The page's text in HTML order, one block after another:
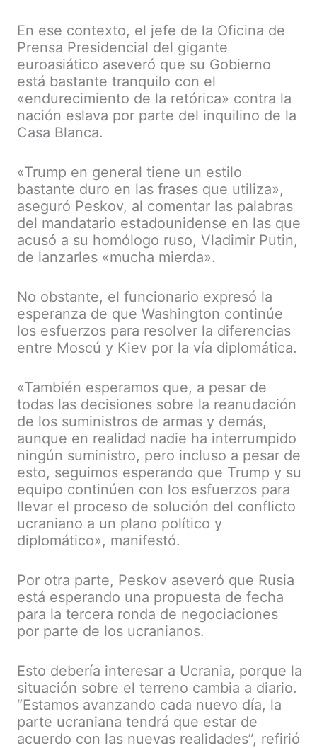
En ese contexto, el jefe de la Oficina de
Prensa Presidencial del gigante
euroasiático aseveró que su Gobierno
está bastante tranquilo con el
«endurecimiento de la retórica» contra la
nación eslava por parte del inquilino de la
Casa Blanca.
«Trump en general tiene un estilo
bastante duro en las frases que utiliza»,
aseguró Peskov, al comentar las palabras
del mandatario estadounidense en las que
acusó a su homólogo ruso, Vladimir Putin,
de lanzarles «mucha mierda».
No obstante, el funcionario expresó la
esperanza de que Washington continúe
los esfuerzos para resolver la diferencias
entre Moscú y Kiev por la vía diplomática.
«También esperamos que, a pesar de
todas las decisiones sobre la reanudación
de los suministros de armas y demás,
aunque en realidad nadie ha interrumpido
ningún suministro, pero incluso a pesar de
esto, seguimos esperando que Trump y su
equipo continúen con los esfuerzos para
llevar el proceso de solución del conflicto
ucraniano a un plano político y
diplomático», manifestó.
Por otra parte, Peskov aseveró que Rusia
está esperando una propuesta de fecha
para la tercera ronda de negociaciones
por parte de los ucranianos.
Esto debería interesar a Ucrania, porque la
situación sobre el terreno cambia a diario.
“Estamos avanzando cada nuevo día, la
parte ucraniana tendrá que estar de
acuerdo con las nuevas realidades”, refirió